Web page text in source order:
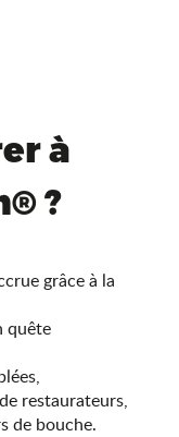
à
?
grâce à la
quête
restaurateurs,
de bouche.